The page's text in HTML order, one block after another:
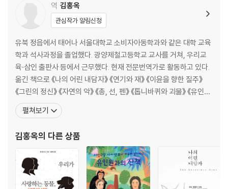
역 김홍옥
관심작가 알림신청
유북 정읍에서 태어나 서울대학교 소비자아동학과와 같은 대학 교육
학과 석사과정을 졸업했다. 광양제철고등학교 교사를 거쳐, 우리교
육·삼인 출판사 등에서 근무했다. 현재 전문번역가로 활동하고 있다.
옮긴 책으로 《나의 어린 내담자》 《연기와 재》 《이윤을 향한 질주》
《그린의 정신》 《자연의 악》 《총, 선, 펜》 《톱니바퀴와 괴물》 《유인원
과의 산책》 《육두구의 저주》 《우리편 편향》 《우리는 기후 변화에도
적응할 것이다》 《행동의 전염》 《교사 역할 훈련》 《대혼란의 시대》
《우리를 둘러싼 바다》 《지구 한계의 경
펼쳐보기
김홍옥의 다른 상품